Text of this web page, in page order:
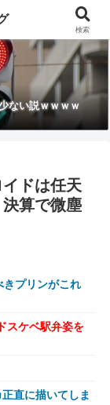
ない説ｗｗｗｗ
ドは任天
算で微塵
きプリンがこれ
スケベ駅弁姿を
直に描いてしま
検索